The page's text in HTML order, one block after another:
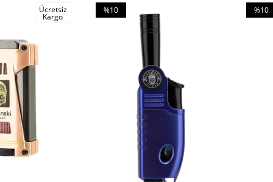
Ücretsiz
Kargo
%10
%10